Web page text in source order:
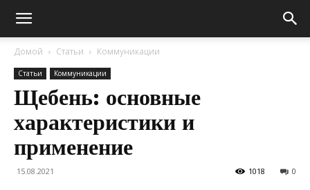
Домой Статьи Коммуникации
Статьи Коммуникации
Щебень: основные
характеристики и
применение
15.08.2021 0
1018